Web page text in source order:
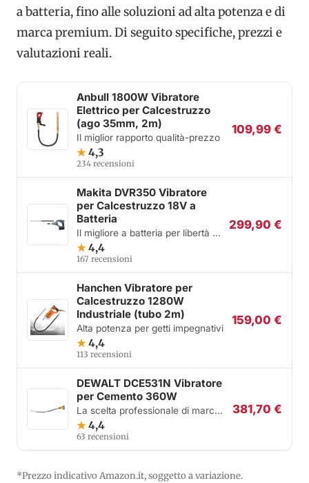
a batteria, fino alle soluzioni ad alta potenza e di
marca premium. Di seguito specifiche, prezzi e
valutazioni reali.
Anbull 1800W Vibratore
Elettrico per Calcestruzzo
(ago 35mm, 2m)
Il miglior rapporto qualità-prezzo
★4,3
234 recensioni
109,99 €
Makita DVR350 Vibratore
per Calcestruzzo 18V a
Batteria
Il migliore a batteria per libertà di
movimento
★4,4
167 recensioni
299,90 €
Hanchen Vibratore per
Calcestruzzo 1280W
Industriale (tubo 2m)
Alta potenza per getti impegnativi
★4,4
113 recensioni
159,00 €
DEWALT DCE531N Vibratore
per Cemento 360W
La scelta professionale di marca
premium
★4,4
63 recensioni
381,70 €
*Prezzo indicativo Amazon.it, soggetto a variazione.